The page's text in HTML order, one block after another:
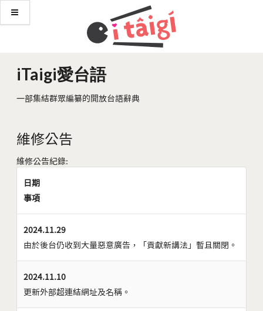
iTaigi愛台語
一部集結群眾編纂的開放台語辭典
維修公告
維修公告紀錄:
日期
事項
2024.11.29
由於後台仍收到大量惡意廣告，「貢獻新講法」暫且關閉。
2024.11.10
更新外部超連結網址及名稱。